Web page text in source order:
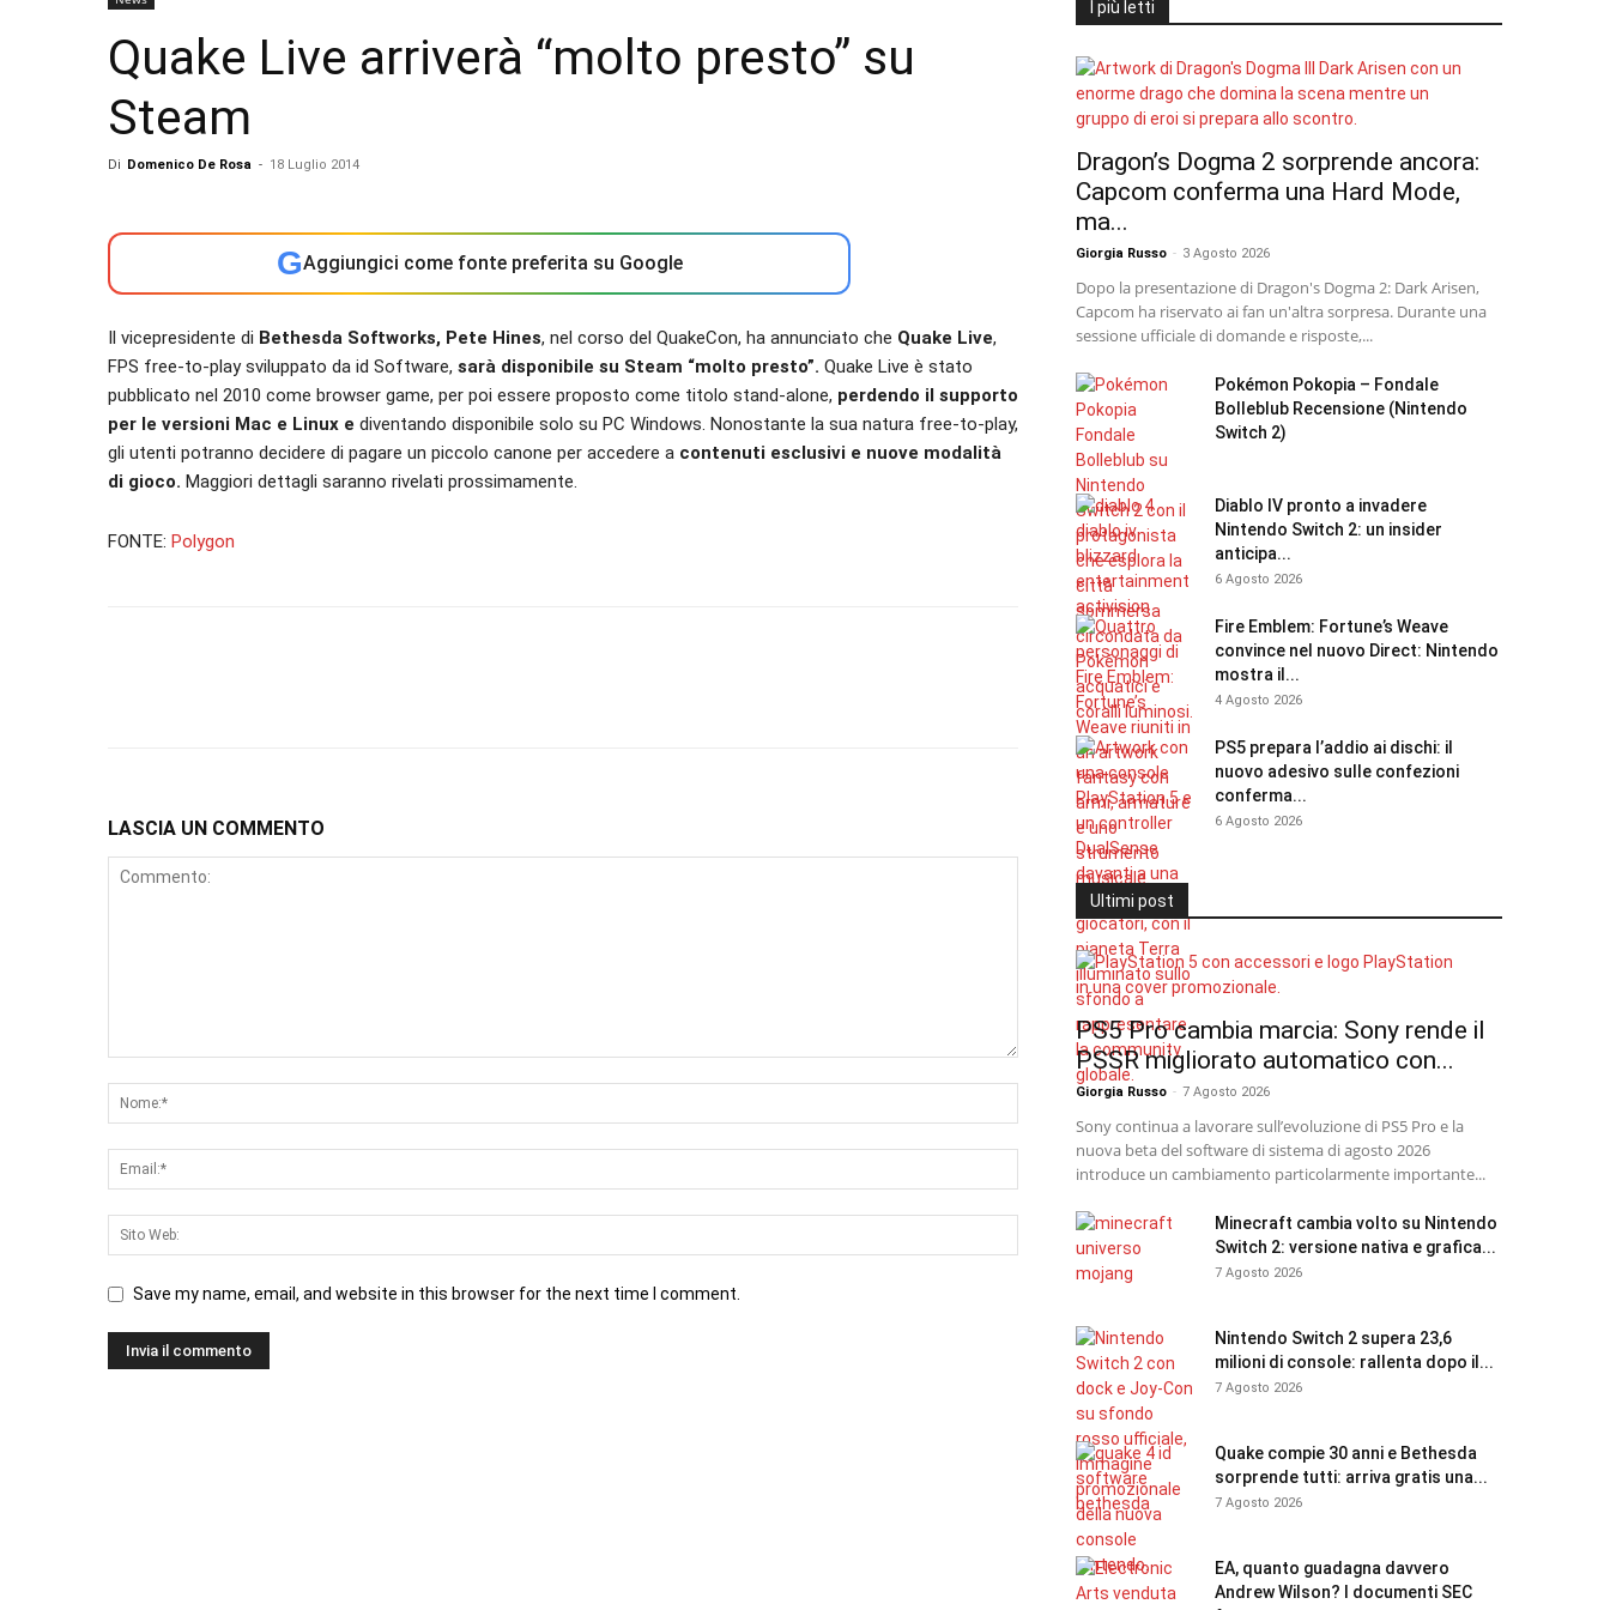
Quake Live arriverà “molto presto” su
Steam
Di Domenico De Rosa - 18 Luglio 2014
GAggiungici come fonte preferita su Google
Il vicepresidente di Bethesda Softworks, Pete Hines, nel corso del QuakeCon, ha annunciato che Quake Live,
FPS free-to-play sviluppato da id Software, sarà disponibile su Steam “molto presto”. Quake Live è stato
pubblicato nel 2010 come browser game, per poi essere proposto come titolo stand-alone, perdendo il supporto
per le versioni Mac e Linux e diventando disponibile solo su PC Windows. Nonostante la sua natura free-to-play,
gli utenti potranno decidere di pagare un piccolo canone per accedere a contenuti esclusivi e nuove modalità
di gioco. Maggiori dettagli saranno rivelati prossimamente.
FONTE: Polygon
LASCIA UN COMMENTO
Save my name, email, and website in this browser for the next time I comment.
I più letti
Dragon’s Dogma 2 sorprende ancora:
Capcom conferma una Hard Mode,
ma...
Giorgia Russo - 3 Agosto 2026
Dopo la presentazione di Dragon's Dogma 2: Dark Arisen,
Capcom ha riservato ai fan un'altra sorpresa. Durante una
sessione ufficiale di domande e risposte,...
Pokémon Pokopia – Fondale
Bolleblub Recensione (Nintendo
Switch 2)
Diablo IV pronto a invadere
Nintendo Switch 2: un insider
anticipa...
6 Agosto 2026
Fire Emblem: Fortune’s Weave
convince nel nuovo Direct: Nintendo
mostra il...
4 Agosto 2026
PS5 prepara l’addio ai dischi: il
nuovo adesivo sulle confezioni
conferma...
6 Agosto 2026
Ultimi post
PS5 Pro cambia marcia: Sony rende il
PSSR migliorato automatico con...
Giorgia Russo - 7 Agosto 2026
Sony continua a lavorare sull’evoluzione di PS5 Pro e la
nuova beta del software di sistema di agosto 2026
introduce un cambiamento particolarmente importante...
Minecraft cambia volto su Nintendo
Switch 2: versione nativa e grafica...
7 Agosto 2026
Nintendo Switch 2 supera 23,6
milioni di console: rallenta dopo il...
7 Agosto 2026
Quake compie 30 anni e Bethesda
sorprende tutti: arriva gratis una...
7 Agosto 2026
EA, quanto guadagna davvero
Andrew Wilson? I documenti SEC